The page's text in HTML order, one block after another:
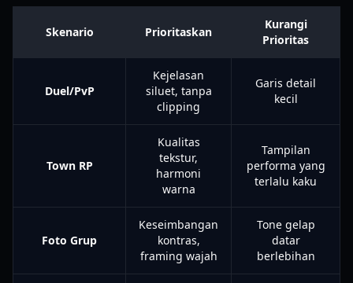
Skenario Prioritaskan
Kurangi
Prioritas
Duel/PvP
Kejelasan
siluet, tanpa
clipping
Garis detail
kecil
Town RP
Kualitas
tekstur,
harmoni
warna
Tampilan
performa yang
terlalu kaku
Foto Grup
Keseimbangan
kontras,
framing wajah
Tone gelap
datar
berlebihan